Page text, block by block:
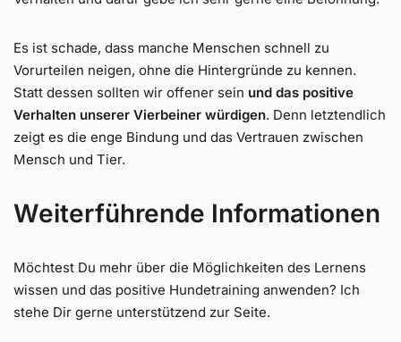
Es ist schade, dass manche Menschen schnell zu
Vorurteilen neigen, ohne die Hintergründe zu kennen.
Statt dessen sollten wir offener sein und das positive
Verhalten unserer Vierbeiner würdigen. Denn letztendlich
zeigt es die enge Bindung und das Vertrauen zwischen
Mensch und Tier.
Weiterführende Informationen
Möchtest Du mehr über die Möglichkeiten des Lernens
wissen und das positive Hundetraining anwenden? Ich
stehe Dir gerne unterstützend zur Seite.